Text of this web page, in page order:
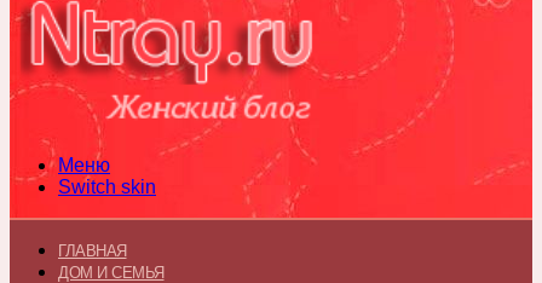
Меню
Switch skin
ГЛАВНАЯ
ДОМ И СЕМЬЯ